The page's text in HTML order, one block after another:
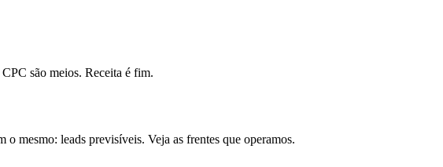
são meios. Receita é fim.
mesmo: leads previsíveis. Veja as frentes que operamos.